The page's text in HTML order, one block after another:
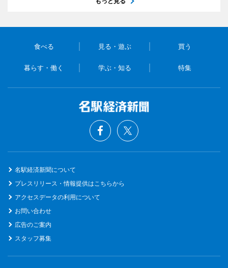
食べる 見る・遊ぶ 買う
暮らす・働く 学ぶ・知る 特集
名駅経済新聞について
プレスリリース・情報提供はこちらから
アクセスデータの利用について
お問い合わせ
広告のご案内
スタッフ募集